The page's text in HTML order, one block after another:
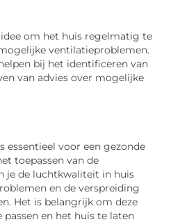
om het huis regelmatig te
ventilatieproblemen.
bij het identificeren van
van advies over mogelijke
essentieel voor een gezonde
toepassen van de
je de luchtkwaliteit in huis
en de verspreiding
Het is belangrijk om deze
en het huis te laten